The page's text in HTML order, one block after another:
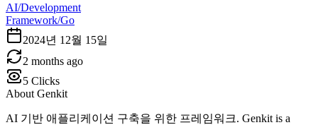
AI/Development
Framework/Go
2024년 12월 15일
2 months ago
5 Clicks
About Genkit
AI 기반 애플리케이션 구축을 위한 프레임워크. Genkit is a